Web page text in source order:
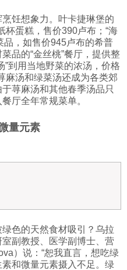
饪想象力。叶卡捷琳堡的
杯蛋糕，售价390卢布；“海
品，如售价945卢布的希普
品的“金丝桃”餐厅，提供整
到用当地野菜的浓汤，价格
麻汤和绿菜汤还成为各类郊
荨麻汤和其他春季汤品只
厅全年常规菜单。
量元素
色的天然食材吸引？乌拉
副教授、医学副博士、营
）说：“恕我直言，想吃绿
和微量元素摄入不足。绿